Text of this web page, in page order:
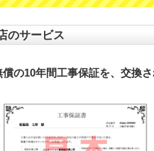
のサービス
償の10年間工事保証を、交換